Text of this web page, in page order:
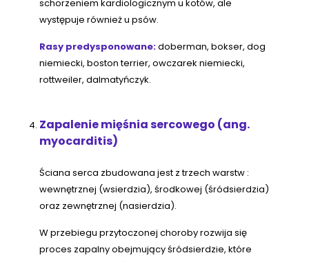
schorzeniem kardiologicznym u kotów, ale
występuje również u psów.
Rasy predysponowane:doberman, bokser, dog
niemiecki, boston terrier, owczarek niemiecki,
rottweiler, dalmatyńczyk.
Zapalenie mięśnia sercowego (ang.
myocarditis)
Ściana serca zbudowana jest z trzech warstw :
wewnętrznej (wsierdzia), środkowej (śródsierdzia)
oraz zewnętrznej (nasierdzia).
W przebiegu przytoczonej choroby rozwija się
proces zapalny obejmujący śródsierdzie, które